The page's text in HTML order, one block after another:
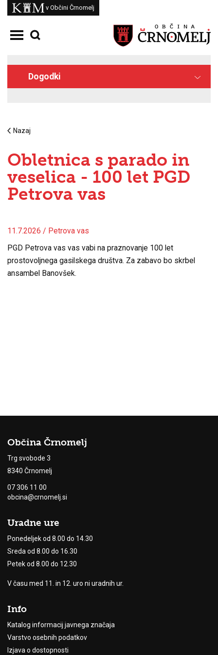
Skoči na vsebino
Kam
v Občini Črnomelj
Odpri meni
Dogodki
Nazaj
Obletnica s parado in
veselica - 100 let PGD
Petrova vas
11.7.2026 / Petrova vas
PGD Petrova vas vas vabi na praznovanje 100 let
prostovoljnega gasilskega društva. Za zabavo bo skrbel
ansambel Banovšek.
Občina Črnomelj
Trg svobode 3
8340 Črnomelj
07 306 11 00
obcina@crnomelj.si
Uradne ure
Ponedeljek od 8.00 do 14.30
Sreda od 8.00 do 16.30
Petek od 8.00 do 12.30
V času med 11. in 12. uro ni uradnih ur.
Info
Katalog informacij javnega značaja
Varstvo osebnih podatkov
Izjava o dostopnosti